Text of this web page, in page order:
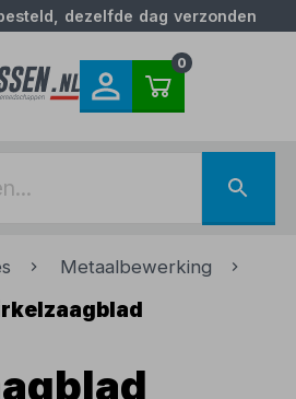
dezelfde dag verzonden
0
Metaalbewerking